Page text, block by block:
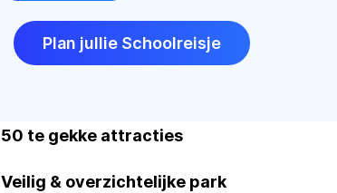
Plan jullie Schoolreisje
50 te gekke attracties
Veilig & overzichtelijke park